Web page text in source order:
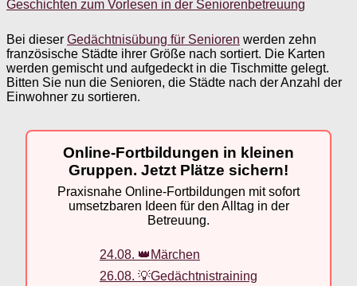
Geschichten zum Vorlesen in der Seniorenbetreuung
Bei dieser Gedächtnisübung für Senioren werden zehn
französische Städte ihrer Größe nach sortiert. Die Karten
werden gemischt und aufgedeckt in die Tischmitte gelegt.
Bitten Sie nun die Senioren, die Städte nach der Anzahl der
Einwohner zu sortieren.
Online-Fortbildungen in kleinen
Gruppen. Jetzt Plätze sichern!
Praxisnahe Online-Fortbildungen mit sofort
umsetzbaren Ideen für den Alltag in der
Betreuung.
24.08. 👑Märchen
26.08. 💡Gedächtnistraining